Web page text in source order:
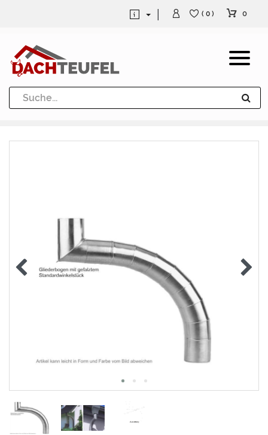
Dachrinne und Fallrohre
Werkzeuge und Löttechnik
( 0 ) 0